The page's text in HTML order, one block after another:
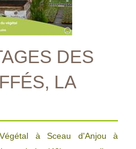
DES
LA
à Sceau d'Anjou à